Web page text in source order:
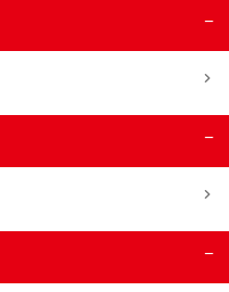
−
−
−